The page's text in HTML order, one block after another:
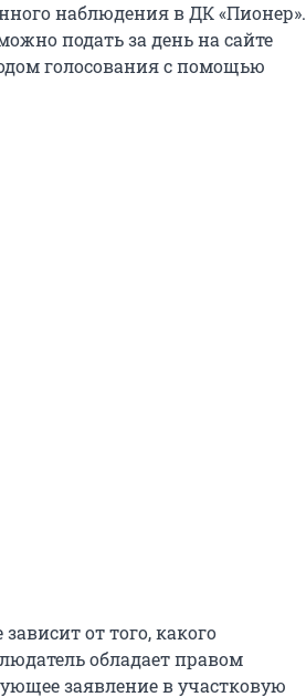
наблюдения в ДК «Пионер».
подать за день на сайте
голосования с помощью
от того, какого
обладает правом
заявление в участковую